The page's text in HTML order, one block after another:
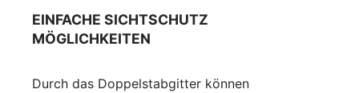
EINFACHE SICHTSCHUTZ
MÖGLICHKEITEN
Durch das Doppelstabgitter können